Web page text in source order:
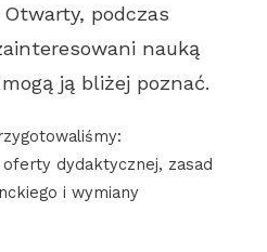
podczas
nauką
ją bliżej poznać.
dydaktycznej, zasad
i wymiany